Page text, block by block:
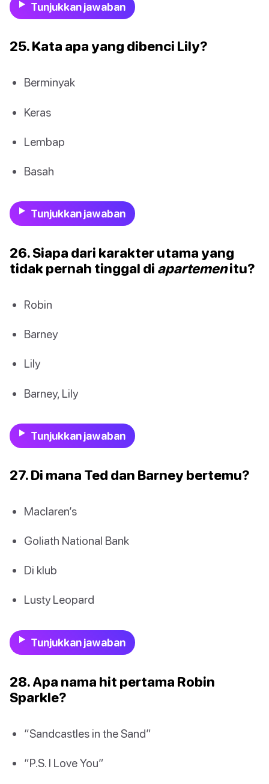
Tunjukkan jawaban
25. Kata apa yang dibenci Lily?
Berminyak
Keras
Lembap
Basah
Tunjukkan jawaban
26. Siapa dari karakter utama yang
tidak pernah tinggal di apartemenitu?
Robin
Barney
Lily
Barney, Lily
Tunjukkan jawaban
27. Di mana Ted dan Barney bertemu?
Maclaren’s
Goliath National Bank
Di klub
Lusty Leopard
Tunjukkan jawaban
28. Apa nama hit pertama Robin
Sparkle?
“Sandcastles in the Sand”
“P.S. I Love You”